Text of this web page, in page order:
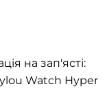
на зап'ясті:
Watch Hyper